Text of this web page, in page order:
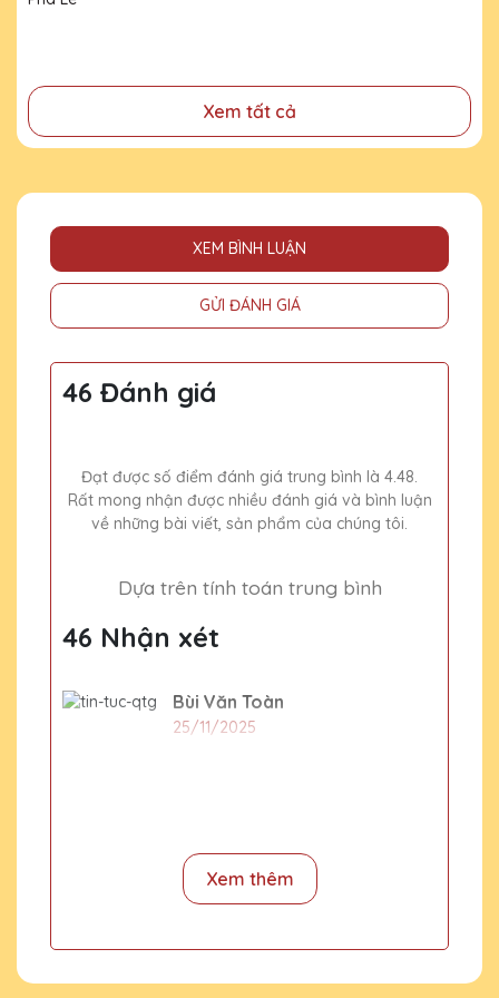
đã cống hiến, đóng góp cho doanh nghiệp, cho cộng
Xem tất cả
XEM BÌNH LUẬN
GỬI ĐÁNH GIÁ
46 Đánh giá
Đạt được số điểm đánh giá trung bình là 4.48.
Rất mong nhận được nhiều đánh giá và bình luận
về những bài viết, sản phẩm của chúng tôi.
Dựa trên tính toán trung bình
46 Nhận xét
Bùi Văn Toàn
25/11/2025
Lê Thị Mai
25/11/2025
Xem thêm